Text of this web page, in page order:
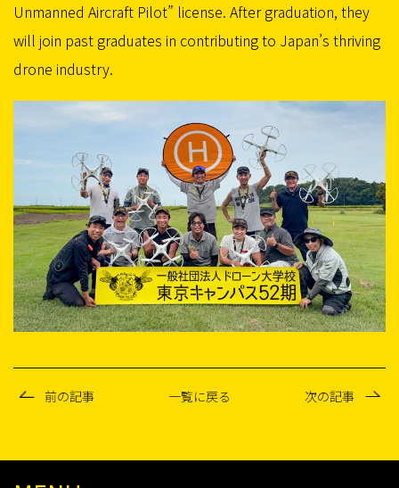
Unmanned Aircraft Pilot” license. After graduation, they
will join past graduates in contributing to Japan’s thriving
drone industry.
前の記事 一覧に戻る 次の記事